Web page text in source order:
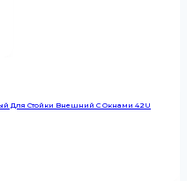
Для Стойки Внешний С Окнами 42U